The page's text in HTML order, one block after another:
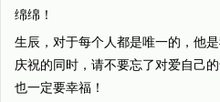
绵绵！
生辰，对于每个人都是唯一的，他
庆祝的同时，请不要忘了对爱自己
也一定要幸福！